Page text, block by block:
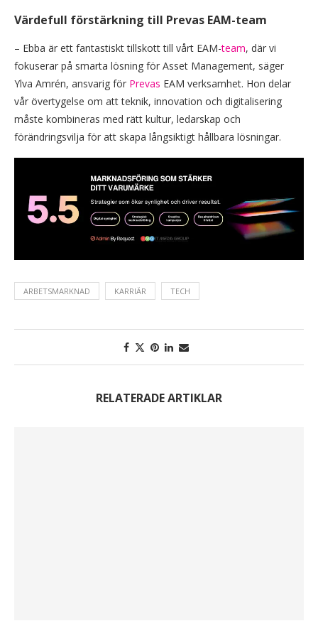
Värdefull förstärkning till Prevas EAM-team
– Ebba är ett fantastiskt tillskott till vårt EAM-team, där vi
fokuserar på smarta lösning för Asset Management, säger
Ylva Amrén, ansvarig för Prevas EAM verksamhet. Hon delar
vår övertygelse om att teknik, innovation och digitalisering
måste kombineras med rätt kultur, ledarskap och
förändringsvilja för att skapa långsiktigt hållbara lösningar.
ARBETSMARKNAD KARRIÄR TECH
RELATERADE ARTIKLAR